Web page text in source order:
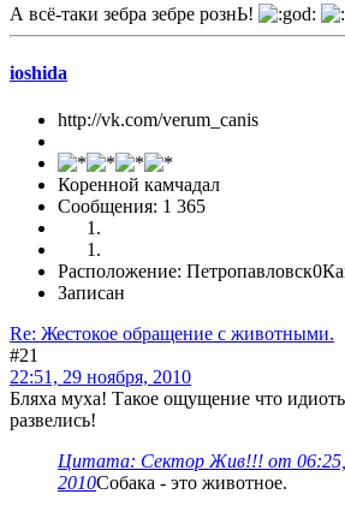
А всё-таки зебра зебре рознЬ!
ioshida
http://vk.com/verum_canis
Коренной камчадал
Сообщения: 1 365
Расположение:
Записан
Re: Жестокое обращение с животными.
#21
22:51, 29 ноября, 2010
Бляха муха! Такое ощущение что
развелись!
Цитата: Сектор Жив!!! от 06:25,
2010Собака - это животное.